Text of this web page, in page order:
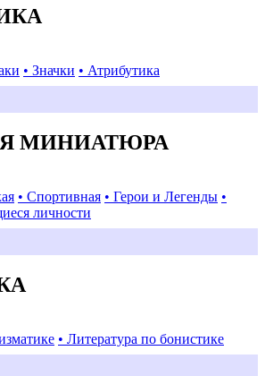
• Значки • Атрибутика
МИНИАТЮРА
• Спортивная • Герои и Легенды •
личности
• Литература по бонистике